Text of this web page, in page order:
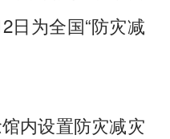
日为全国“防灾减
内设置防灾减灾